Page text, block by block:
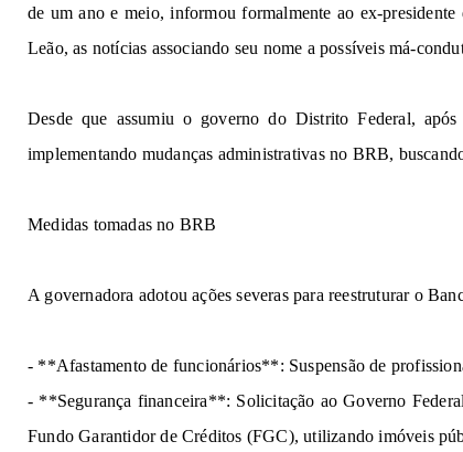
de um ano e meio, informou formalmente ao ex-presidente
Leão, as notícias associando seu nome a possíveis má-condu
Desde que assumiu o governo do DistritoFederal,
implementando mudanças administrativas no BRB, busca
Medidas tomadas no BRB
A governadora adotou ações severas para reestruturar o
- **Afastamento de funcionários**: Suspensão de profissio
- **Segurança financeira**: Solicitação ao Governo
Fundo Garantidor de Créditos (FGC), utilizando imóveis